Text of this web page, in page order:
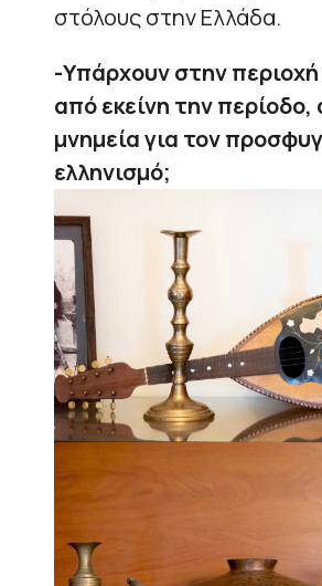
στόλους στην Ελλάδα.
-Υπάρχουν στην
από εκείνη την περίοδο,
μνημεία για τον
ελληνισμό;